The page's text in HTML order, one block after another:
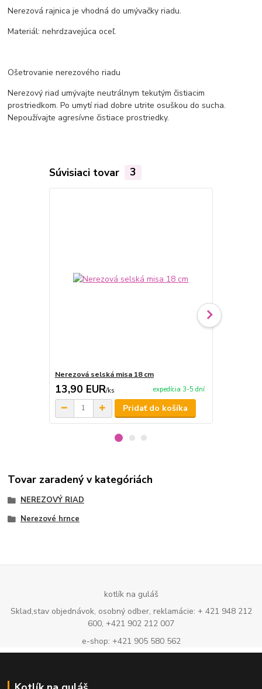
Nerezová rajnica je vhodná do umývačky riadu.
Materiál: nehrdzavejúca oceľ.
Ošetrovanie nerezového riadu
Nerezový riad umývajte neutrálnym tekutým čistiacim
prostriedkom. Po umytí riad dobre utrite osuškou do sucha.
Nepoužívajte agresívne čistiace prostriedky.
Súvisiaci tovar 3
Nerezová selská misa 18 cm
13,90 EUR/ks expedícia 3-5 dní
Pridať do košíka
Tovar zaradený v kategóriách
NEREZOVÝ RIAD
Nerezové hrnce
kotlík na guláš
Sklad,stav objednávok, osobný odber, reklamácie: + 421 948 212
600, +421 902 212 007
e-shop: +421 905 580 562